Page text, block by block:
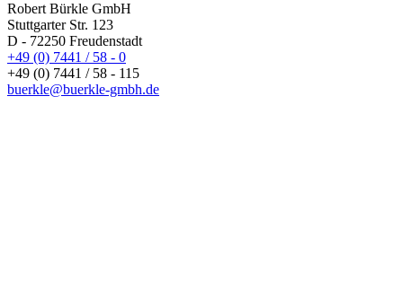
Robert Bürkle GmbH
Stuttgarter Str. 123
D - 72250 Freudenstadt
+49 (0) 7441 / 58 - 0
+49 (0) 7441 / 58 - 115
buerkle@buerkle-gmbh.de